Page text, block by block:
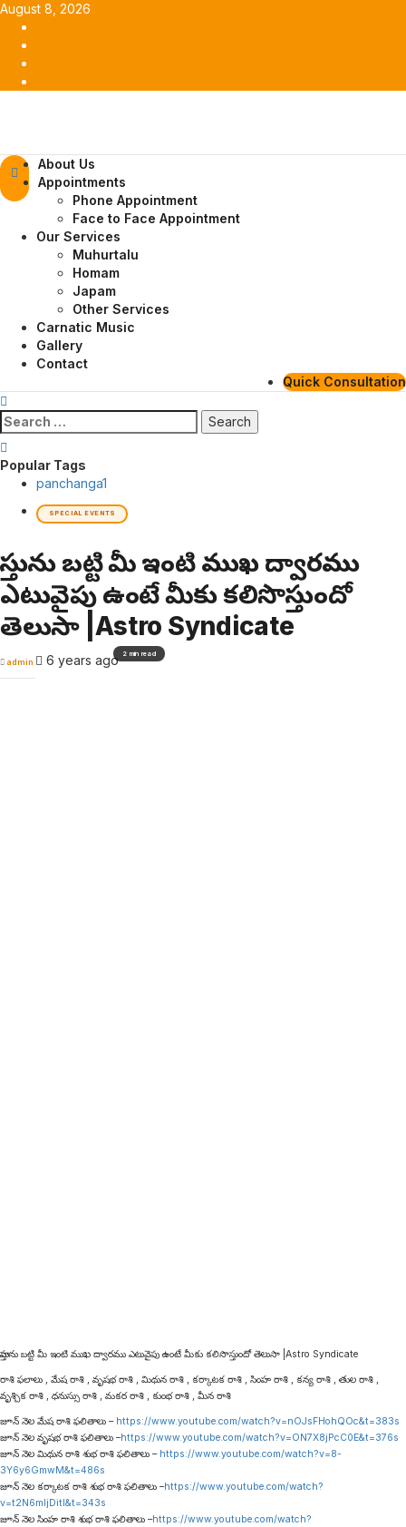
Skip
content
August 8, 2026
Primary
Menu
About Us
Appointments
Phone Appointment
Face to Face Appointment
Our Services
Muhurtalu
Homam
Japam
Other Services
Carnatic Music
Gallery
Contact
Quick Consultation
Search
for:
Popular Tags
panchanga1
SPECIAL EVENTS
వాస్తును బట్టి మీ ఇంటి ముఖ ద్వారము
ఎటువైపు ఉంటే మీకు కలిసొస్తుందో
తెలుసా |Astro Syndicate
admin 6 years ago2 min read
వాస్తును బట్టి మీ ఇంటి ముఖ ద్వారము ఎటువైపు ఉంటే మీకు కలిసొస్తుందో తెలుసా |Astro Syndicate
రాశి ఫలాలు , మేష రాశి , వృషభ రాశి , మిథున రాశి , కర్కాటక రాశి , సింహ రాశి , కన్య రాశి , తుల రాశి ,
వృశ్చిక రాశి , ధనుస్సు రాశి , మకర రాశి , కుంభ రాశి , మీన రాశి
జూన్ నెల మేష రాశి ఫలితాలు – https://www.youtube.com/watch?v=nOJsFHohQOc&t=383s
జూన్ నెల వృషభ రాశి ఫలితాలు –https://www.youtube.com/watch?v=ON7X8jPcC0E&t=376s
జూన్ నెల మిథున రాశి శుభ రాశి ఫలితాలు – https://www.youtube.com/watch?v=8-
3Y6y6GmwM&t=486s
జూన్ నెల కర్కాటక రాశి శుభ రాశి ఫలితాలు –https://www.youtube.com/watch?
v=t2N6mljDitI&t=343s
జూన్ నెల సింహ రాశి శుభ రాశి ఫలితాలు –https://www.youtube.com/watch?